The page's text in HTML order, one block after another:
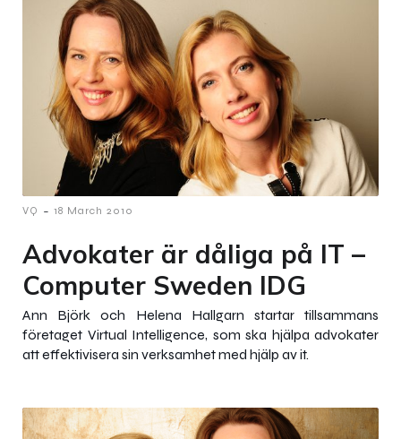
VQ - 18 March 2010
Advokater är dåliga på IT –
Computer Sweden IDG
Ann Björk och Helena Hallgarn startar tillsammans
företaget Virtual Intelligence, som ska hjälpa advokater
att effektivisera sin verksamhet med hjälp av it.